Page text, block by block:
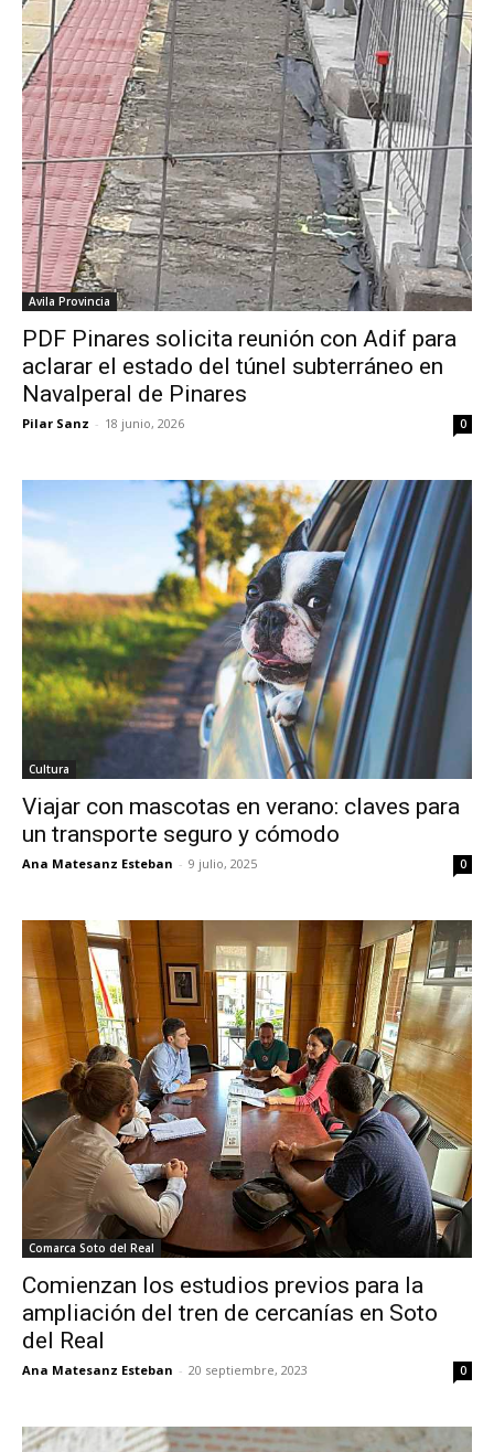
Avila Provincia
PDF Pinares solicita reunión con Adif para
aclarar el estado del túnel subterráneo en
Navalperal de Pinares
Pilar Sanz - 18 junio, 2026 0
Cultura
Viajar con mascotas en verano: claves para
un transporte seguro y cómodo
Ana Matesanz Esteban - 9 julio, 2025 0
Comarca Soto del Real
Comienzan los estudios previos para la
ampliación del tren de cercanías en Soto
del Real
Ana Matesanz Esteban - 20 septiembre, 2023 0